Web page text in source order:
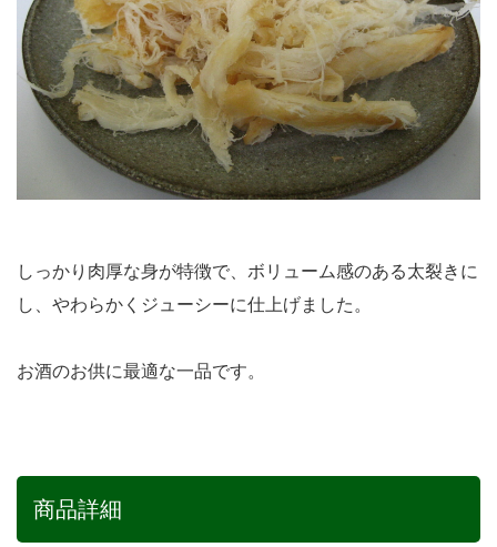
しっかり肉厚な身が特徴で、ボリューム感のある太裂きに
し、やわらかくジューシーに仕上げました。
お酒のお供に最適な一品です。
商品詳細